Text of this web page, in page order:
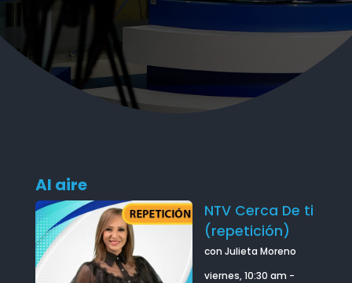
Al aire
NTV Cerca De ti
(repetición)
con Julieta Moreno
viernes, 10:30 am -